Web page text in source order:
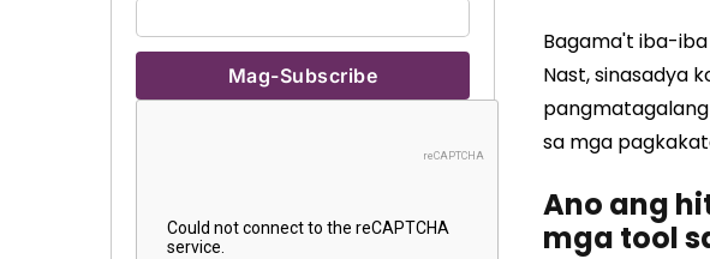
Bagama't iba-
Nast, sinasadya
pangmatagalang
sa mga
Ano ang
mga tool